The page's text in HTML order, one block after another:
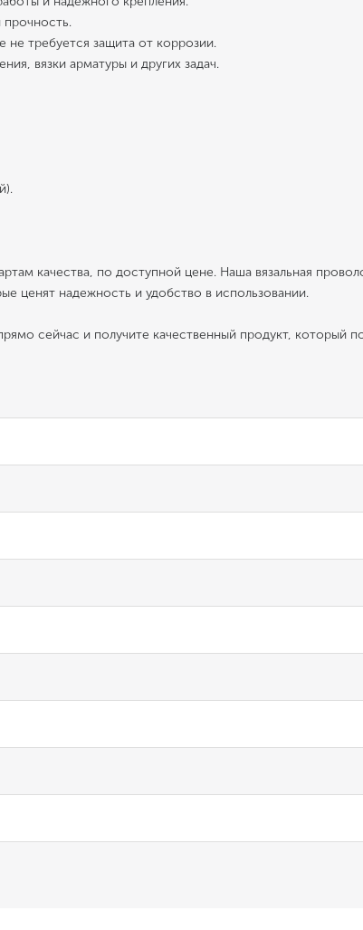
прочность.
требуется защита от коррозии.
вязки арматуры и других задач.
качества, по доступной цене. Наша вязальная
ценят надежность и удобство в использовании.
сейчас и получите качественный продукт, который